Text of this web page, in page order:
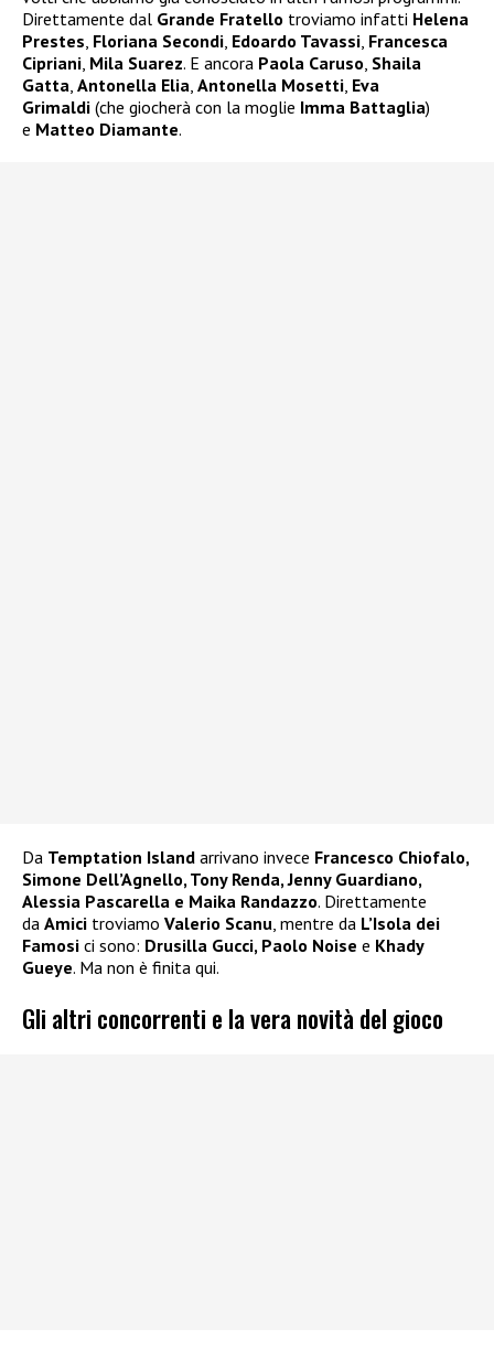
Direttamente dal Grande Fratello troviamo infatti Helena
Prestes, Floriana Secondi, Edoardo Tavassi, Francesca
Cipriani, Mila Suarez. E ancora Paola Caruso, Shaila
Gatta, Antonella Elia, Antonella Mosetti, Eva
Grimaldi (che giocherà con la moglie Imma Battaglia)
e Matteo Diamante.
Da Temptation Island arrivano invece Francesco Chiofalo,
Simone Dell’Agnello, Tony Renda, Jenny Guardiano,
Alessia Pascarella e Maika Randazzo. Direttamente
da Amici troviamo Valerio Scanu, mentre da L’Isola dei
Famosi ci sono: Drusilla Gucci, Paolo Noise e Khady
Gueye. Ma non è finita qui.
Gli altri concorrenti e la vera novità del gioco